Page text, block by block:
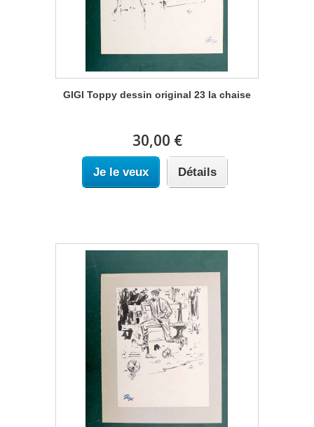
GIGI Toppy dessin original 23 la chaise
30,00 €
Je le veux Détails